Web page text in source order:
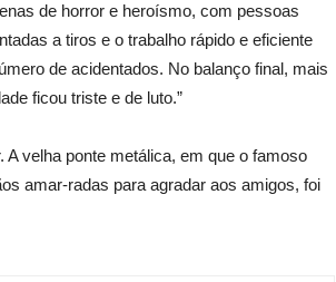
de horror e heroísmo, com pessoas
a tiros e o trabalho rápido e eficiente
de acidentados. No balanço final, mais
ficou triste e de luto.”
velha ponte metálica, em que o famoso
amar-radas para agradar aos amigos, foi